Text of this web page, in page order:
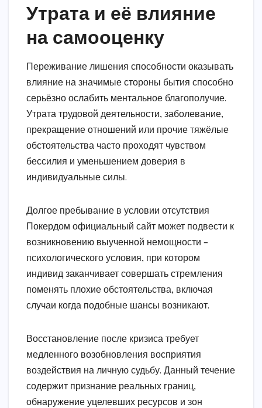
Утрата и её влияние
на самооценку
Переживание лишения способности оказывать
влияние на значимые стороны бытия способно
серьёзно ослабить ментальное благополучие.
Утрата трудовой деятельности, заболевание,
прекращение отношений или прочие тяжёлые
обстоятельства часто проходят чувством
бессилия и уменьшением доверия в
индивидуальные силы.
Долгое пребывание в условии отсутствия
Покердом официальный сайт может подвести к
возникновению выученной немощности –
психологического условия, при котором
индивид заканчивает совершать стремления
поменять плохие обстоятельства, включая
случаи когда подобные шансы возникают.
Восстановление после кризиса требует
медленного возобновления восприятия
воздействия на личную судьбу. Данный течение
содержит признание реальных границ,
обнаружение уцелевших ресурсов и зон